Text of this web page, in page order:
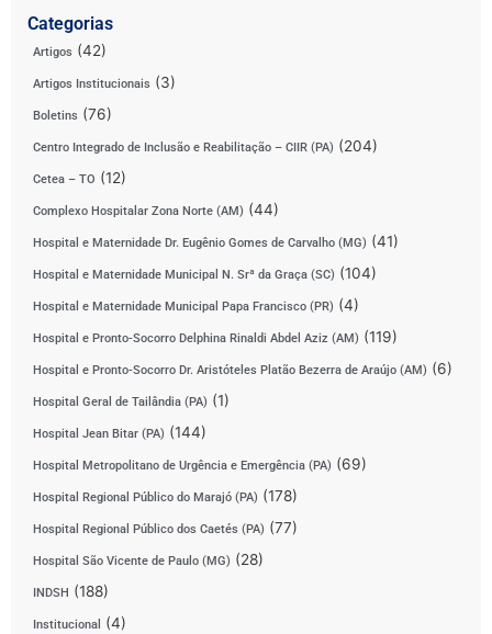
Categorias
Artigos (42)
Artigos Institucionais (3)
Boletins (76)
Centro Integrado de Inclusão e Reabilitação – CIIR (PA) (204)
Cetea – TO (12)
Complexo Hospitalar Zona Norte (AM) (44)
Hospital e Maternidade Dr. Eugênio Gomes de Carvalho (MG) (41)
Hospital e Maternidade Municipal N. Srª da Graça (SC) (104)
Hospital e Maternidade Municipal Papa Francisco (PR) (4)
Hospital e Pronto-Socorro Delphina Rinaldi Abdel Aziz (AM) (119)
Hospital e Pronto-Socorro Dr. Aristóteles Platão Bezerra de Araújo (AM) (6)
Hospital Geral de Tailândia (PA) (1)
Hospital Jean Bitar (PA) (144)
Hospital Metropolitano de Urgência e Emergência (PA) (69)
Hospital Regional Público do Marajó (PA) (178)
Hospital Regional Público dos Caetés (PA) (77)
Hospital São Vicente de Paulo (MG) (28)
INDSH (188)
Institucional (4)